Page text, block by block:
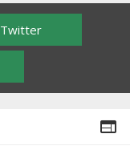
Twitter
